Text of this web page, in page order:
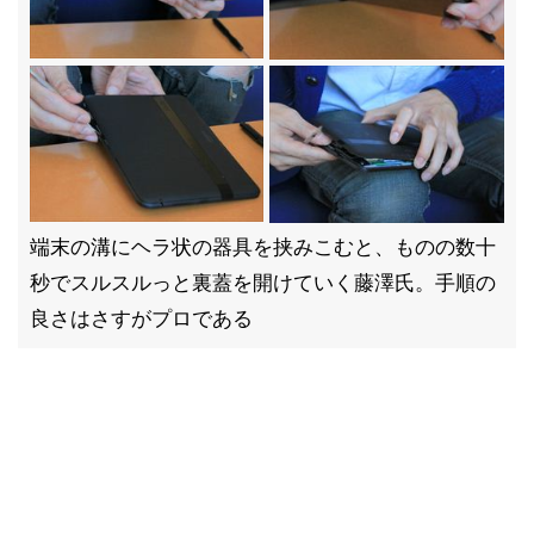
端末の溝にヘラ状の器具を挟みこむと、ものの数十
秒でスルスルっと裏蓋を開けていく藤澤氏。手順の
良さはさすがプロである